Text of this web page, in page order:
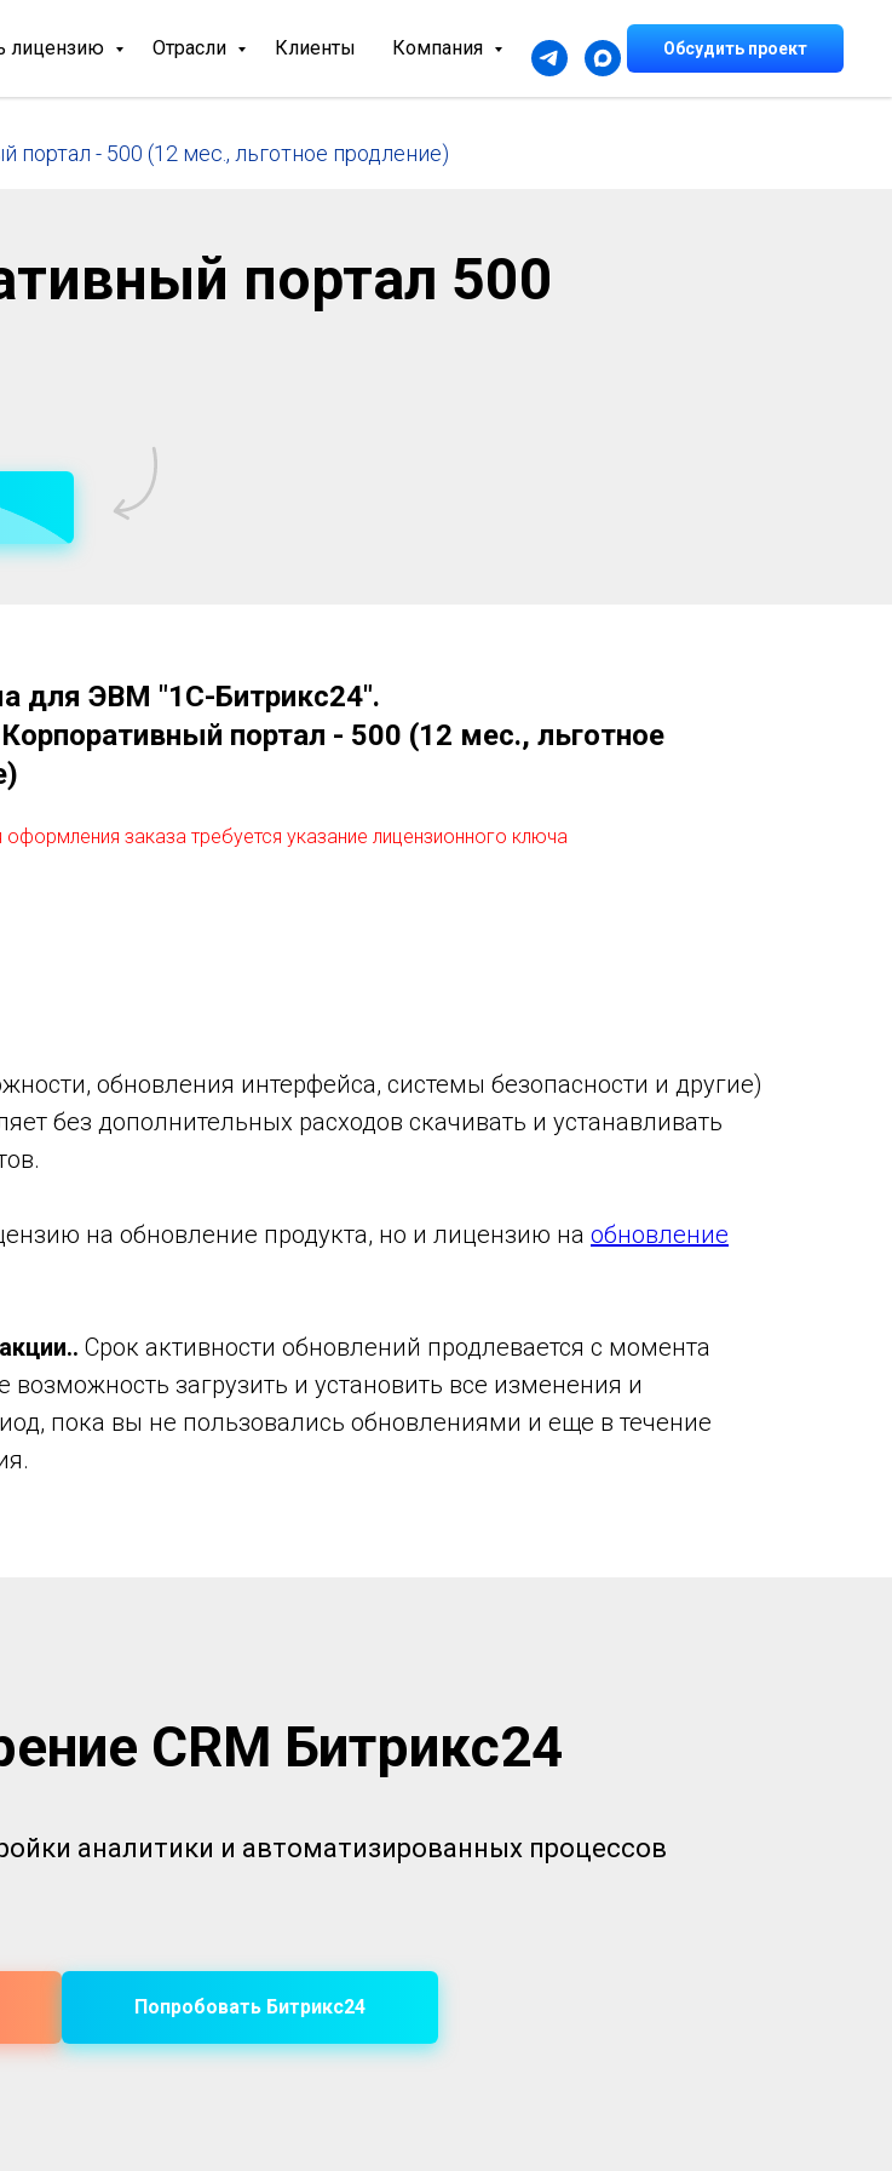
лицензию Отрасли Клиенты Компания Обсудить проект
- 500 (12 мес., льготное продление)
портал 500
для ЭВМ "1С-Битрикс24".
портал - 500 (12 мес., льготное
заказа требуется указание лицензионного ключа
обновления интерфейса, системы безопасности и другие)
без дополнительных расходов скачивать и устанавливать
на обновление продукта, но и лицензию на обновление
Срок активности обновлений продлевается с момента
загрузить и установить все изменения и
пока вы не пользовались обновлениями и еще в течение
CRM Битрикс24
аналитики и автоматизированных процессов
Попробовать Битрикс24